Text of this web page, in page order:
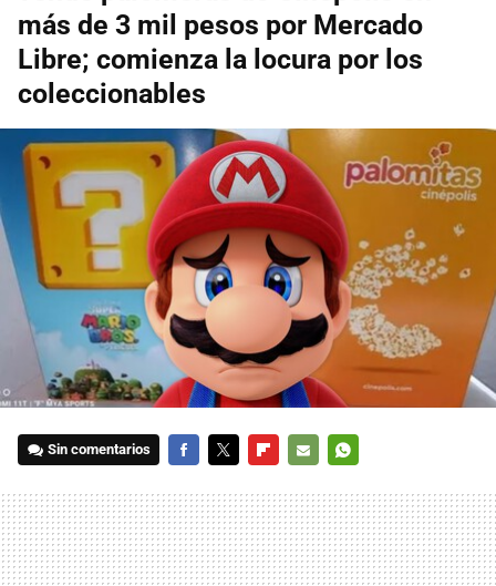
más de 3 mil pesos por Mercado
Libre; comienza la locura por los
coleccionables
Sin comentarios
MAIL